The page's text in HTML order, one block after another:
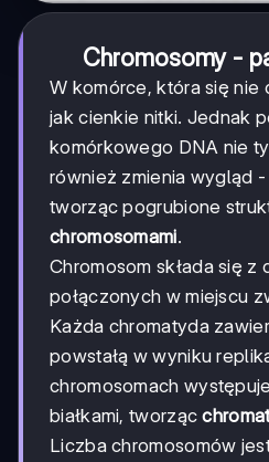
Chromosomy -
W komórce, która się nie
jak cienkie nitki. Jednak
komórkowego DNA nie
również zmienia wygląd
tworząc pogrubione
chromosomami.
Chromosom składa się z
połączonych w miejscu
Każda chromatyda
powstałą w wyniku
chromosomach
białkami, tworząc
Liczba chromosomów